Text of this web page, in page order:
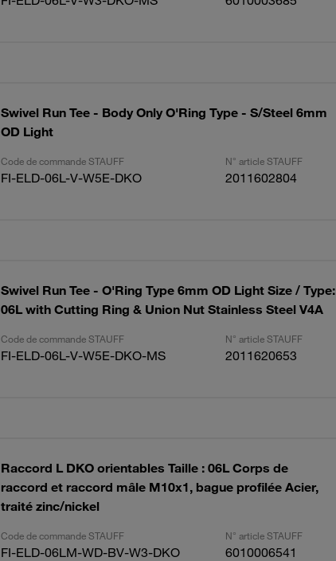
Swivel Run Tee - Body Only O'Ring Type - S/Steel 6mm
OD Light
Code de commande STAUFF N° article STAUFF
FI-ELD-06L-V-W5E-DKO 2011602804
Swivel Run Tee - O'Ring Type 6mm OD Light Size / Type:
06L with Cutting Ring & Union Nut Stainless Steel V4A
Code de commande STAUFF N° article STAUFF
FI-ELD-06L-V-W5E-DKO-MS 2011620653
Raccord L DKO orientables Taille : 06L Corps de
raccord et raccord mâle M10x1, bague profilée Acier,
traité zinc/nickel
Code de commande STAUFF N° article STAUFF
FI-ELD-06LM-WD-BV-W3-DKO 6010006541